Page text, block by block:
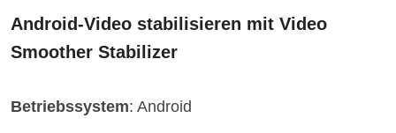
Android-Video stabilisieren mit Video
Smoother Stabilizer
Betriebssystem: Android